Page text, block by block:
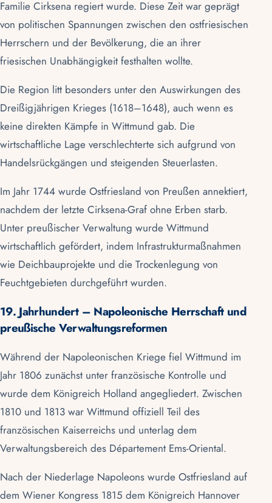
Familie Cirksena regiert wurde. Diese Zeit war geprägt
von politischen Spannungen zwischen den ostfriesischen
Herrschern und der Bevölkerung, die an ihrer
friesischen Unabhängigkeit festhalten wollte.
Die Region litt besonders unter den Auswirkungen des
Dreißigjährigen Krieges (1618–1648), auch wenn es
keine direkten Kämpfe in Wittmund gab. Die
wirtschaftliche Lage verschlechterte sich aufgrund von
Handelsrückgängen und steigenden Steuerlasten.
Im Jahr 1744 wurde Ostfriesland von Preußen annektiert,
nachdem der letzte Cirksena-Graf ohne Erben starb.
Unter preußischer Verwaltung wurde Wittmund
wirtschaftlich gefördert, indem Infrastrukturmaßnahmen
wie Deichbauprojekte und die Trockenlegung von
Feuchtgebieten durchgeführt wurden.
19. Jahrhundert – Napoleonische Herrschaft und
preußische Verwaltungsreformen
Während der Napoleonischen Kriege fiel Wittmund im
Jahr 1806 zunächst unter französische Kontrolle und
wurde dem Königreich Holland angegliedert. Zwischen
1810 und 1813 war Wittmund offiziell Teil des
französischen Kaiserreichs und unterlag dem
Verwaltungsbereich des Département Ems-Oriental.
Nach der Niederlage Napoleons wurde Ostfriesland auf
dem Wiener Kongress 1815 dem Königreich Hannover